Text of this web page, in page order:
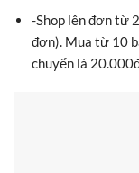
-Shop lên đơn từ
đơn). Mua từ 10
chuyển là